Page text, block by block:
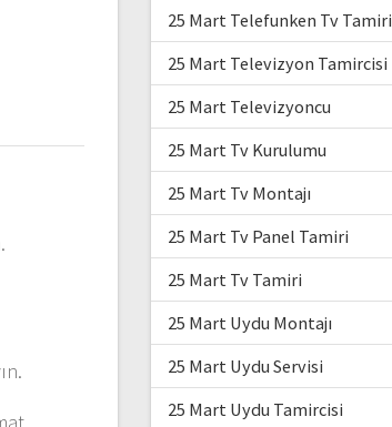
25 Mart Telefunken Tv Tamiri
25 Mart Televizyon Tamircisi
25 Mart Televizyoncu
25 Mart Tv Kurulumu
25 Mart Tv Montajı
25 Mart Tv Panel Tamiri
25 Mart Tv Tamiri
25 Mart Uydu Montajı
25 Mart Uydu Servisi
25 Mart Uydu Tamircisi